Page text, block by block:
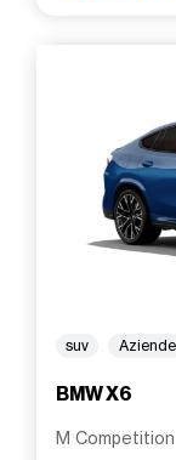
suv Aziende
BMW X6
M Competition